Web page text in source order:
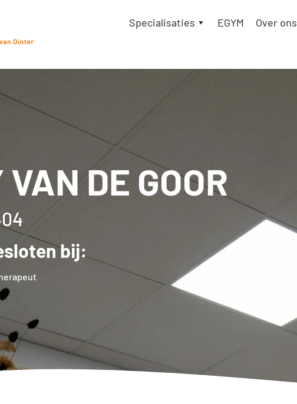
Specialisaties EGYM Over ons
DE GOOR
bij: